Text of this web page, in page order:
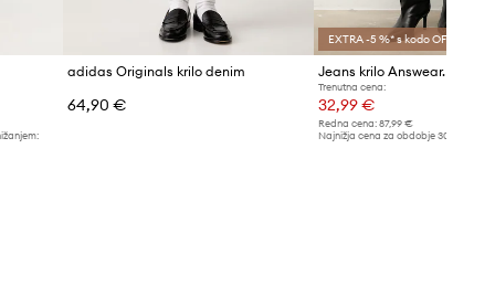
adidas Originals krilo denim
64,90 €
EXTRA -5 %* s kodo OFF
Jeans krilo Answear.LAB
Trenutna cena:
32,99 €
Redna cena: 87,99 €
Najnižja cena za obdobje 30 dni pred